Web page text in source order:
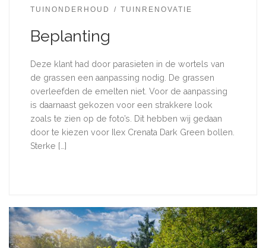
TUINONDERHOUD TUINRENOVATIE
Beplanting
Deze klant had door parasieten in de wortels van
de grassen een aanpassing nodig. De grassen
overleefden de emelten niet. Voor de aanpassing
is daarnaast gekozen voor een strakkere look
zoals te zien op de foto’s. Dit hebben wij gedaan
door te kiezen voor Ilex Crenata Dark Green bollen.
Sterke […]